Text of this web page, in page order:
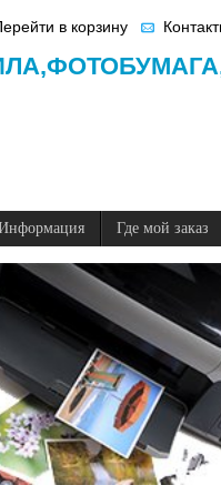
в корзину
Где мой заказ